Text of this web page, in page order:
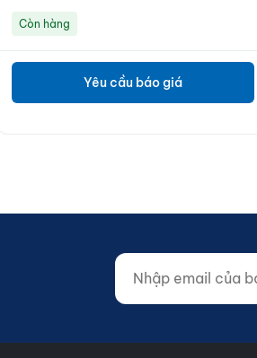
Còn hàng
Yêu cầu báo giá
Nhập email của bạn...
Website (do not fill)